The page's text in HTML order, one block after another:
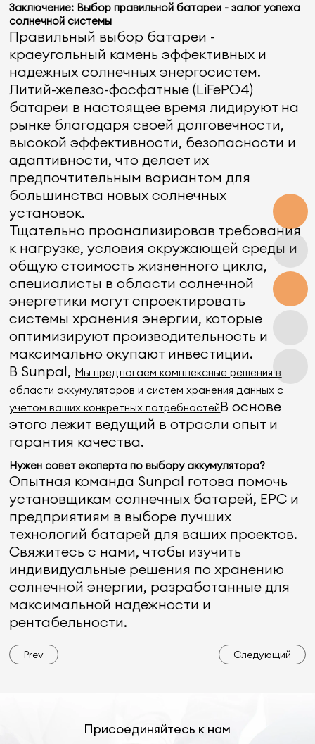
Заключение: Выбор правильной батареи - залог успеха
солнечной системы
Правильный выбор батареи -
краеугольный камень эффективных и
надежных солнечных энергосистем.
Литий-железо-фосфатные (LiFePO4)
батареи в настоящее время лидируют на
рынке благодаря своей долговечности,
высокой эффективности, безопасности и
адаптивности, что делает их
предпочтительным вариантом для
большинства новых солнечных
установок.
Тщательно проанализировав требования
к нагрузке, условия окружающей среды и
общую стоимость жизненного цикла,
специалисты в области солнечной
энергетики могут спроектировать
системы хранения энергии, которые
оптимизируют производительность и
максимально окупают инвестиции.
В Sunpal, Мы предлагаем комплексные решения в
области аккумуляторов и систем хранения данных с
учетом ваших конкретных потребностейВ основе
этого лежит ведущий в отрасли опыт и
гарантия качества.
Нужен совет эксперта по выбору аккумулятора?
Опытная команда Sunpal готова помочь
установщикам солнечных батарей, EPC и
предприятиям в выборе лучших
технологий батарей для ваших проектов.
Свяжитесь с нами, чтобы изучить
индивидуальные решения по хранению
солнечной энергии, разработанные для
максимальной надежности и
рентабельности.
Prev Следующий
Присоединяйтесь к нам